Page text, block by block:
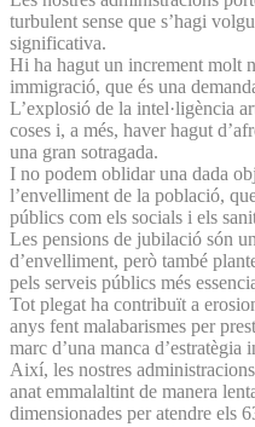
turbulent sense que s’hagi
significativa.
Hi ha hagut un increment molt
immigració, que és una
L’explosió de la intel·ligència
coses i, a més, haver hagut
una gran sotragada.
I no podem oblidar una dada
l’envelliment de la població,
públics com els socials i els
Les pensions de jubilació són
d’envelliment, però també
pels serveis públics més
Tot plegat ha contribuït a
anys fent malabarismes per
marc d’una manca
Així, les nostres
anat emmalaltint de manera
dimensionades per atendre els